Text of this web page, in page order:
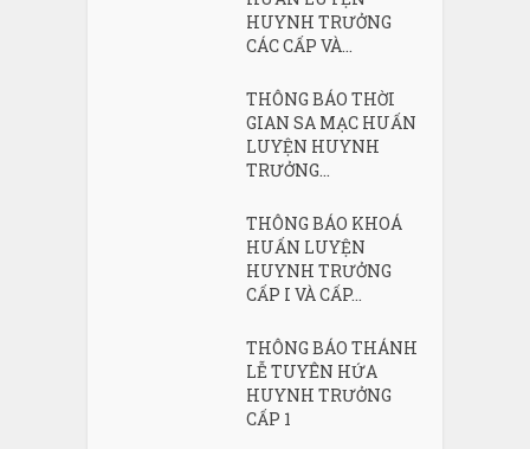
HUYNH TRƯỞNG
CÁC CẤP VÀ...
THÔNG BÁO THỜI
GIAN SA MẠC HUẤN
LUYỆN HUYNH
TRƯỞNG...
THÔNG BÁO KHOÁ
HUẤN LUYỆN
HUYNH TRƯỞNG
CẤP I VÀ CẤP...
THÔNG BÁO THÁNH
LỄ TUYÊN HỨA
HUYNH TRƯỞNG
CẤP 1